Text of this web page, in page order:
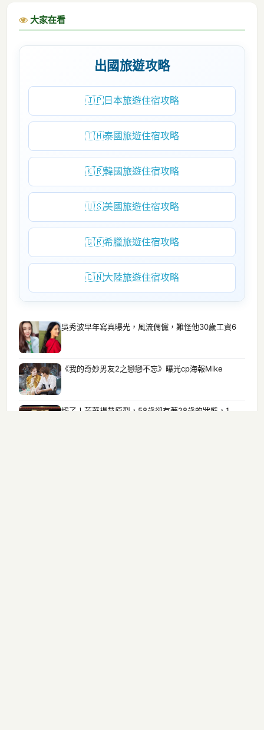
大家在看
出國旅遊攻略
🇯🇵 日本旅遊住宿攻略
🇹🇭泰國旅遊住宿攻略
🇰🇷韓國旅遊住宿攻略
🇺🇸美國旅遊住宿攻略
🇬🇷希臘旅遊住宿攻略
🇨🇳大陸旅遊住宿攻略
吳秀波早年寫真曝光，風流倜儻，難怪他30歲工資6
《我的奇妙男友2之戀戀不忘》曝光cp海報Mike
絕了！芳華楊慧原型，58歲卻有著28歲的狀態，1